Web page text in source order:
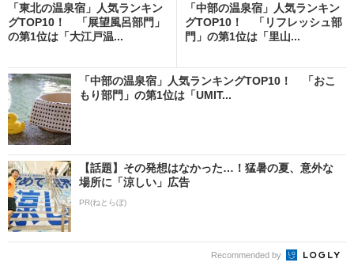
「東北の温泉宿」人気ランキン
グTOP10！ 「展望風呂部門」
の第1位は「大江戸温...
「中部の温泉宿」人気ランキン
グTOP10！ 「リフレッシュ部
門」の第1位は「里山...
「中部の温泉宿」人気ランキングTOP10！ 「おこ
もり部門」の第1位は「UMIT...
【話題】その発想はなかった…！猛暑の夏、意外な
場所に「涼しい」広告
PR(ねとらぼ)
Recommended by